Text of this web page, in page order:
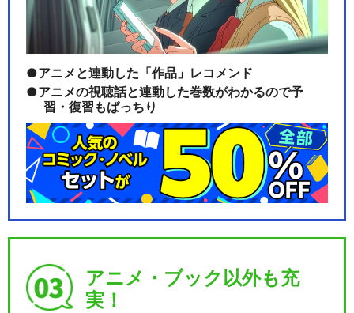
アニメと連動した「作品」レコメンド
アニメの視聴話と連動した巻数がわかるので予
習・復習もばっちり
アニメ・ブック以外も充
実！